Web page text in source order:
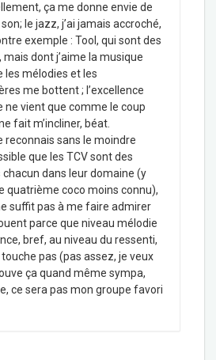
ça me donne envie de
le jazz, j’ai jamais accroché,
exemple : Tool, qui sont des
mais dont j’aime la musique
les mélodies et les
me bottent ; l’excellence
ne vient que comme le coup
fait m’incliner, béat.
reconnais sans le moindre
que les TCV sont des
dans leur domaine (y
quatrième coco moins connu),
suffit pas à me faire admirer
parce que niveau mélodie
bref, au niveau du ressenti,
pas (pas assez, je veux
ça quand même sympa,
ce sera pas mon groupe favori